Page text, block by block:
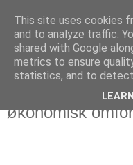
Politikus
tirsdag 11. september
Oppløsning av
økonomisk
This site uses cookies
and to analyze traffic.
shared with Google
metrics to ensure
statistics, and to detect